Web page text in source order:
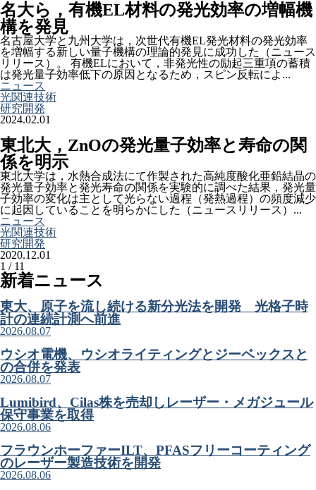
名大ら，有機EL材料の発光効率の増幅機
構を発見
名古屋大学と九州大学は，次世代有機EL発光材料の発光効率
を増幅する新しい量子機構の理論的発見に成功した（ニュース
リリース）。 有機ELにおいて，非発光性の励起三重項の蓄積
は発光量子効率低下の原因となるため，スピン反転によ...
ニュース
光関連技術
研究開発
2024.02.01
東北大，ZnOの発光量子効率と寿命の関
係を明示
東北大学は，水熱合成法にて作製された高純度酸化亜鉛結晶の
発光量子効率と発光寿命の関係を実験的に調べた結果，発光量
子効率の変化は主として光らない過程（発熱過程）の頻度減少
に起因していることを明らかにした（ニュースリリース）...
ニュース
光関連技術
研究開発
2020.12.01
1 / 11
新着ニュース
東大、原子を流し続ける新分光法を開発 光格子時
計の連続計測へ前進
2026.08.07
ウシオ電機、ウシオライティングとジーベックスと
の合併を発表
2026.08.07
Lumibird、Cilas株を売却しレーザー・メガジュール
保守事業を取得
2026.08.06
フラウンホーファーILT、PFASフリーコーティング
のレーザー製造技術を開発
2026.08.06